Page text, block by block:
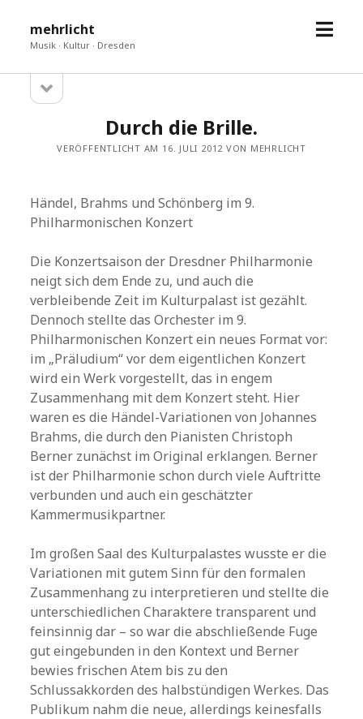
mehrlicht
Musik · Kultur · Dresden
Menü
Sidebar
öffnen
Durch die Brille.
VERÖFFENTLICHT AM 16. JULI 2012 VON MEHRLICHT
Händel, Brahms und Schönberg im 9.
Philharmonischen Konzert
Die Konzertsaison der Dresdner Philharmonie
neigt sich dem Ende zu, und auch die
verbleibende Zeit im Kulturpalast ist gezählt.
Dennoch stellte das Orchester im 9.
Philharmonischen Konzert ein neues Format vor:
im „Präludium“ vor dem eigentlichen Konzert
wird ein Werk vorgestellt, das in engem
Zusammenhang mit dem Konzert steht. Hier
waren es die Händel-Variationen von Johannes
Brahms, die durch den Pianisten Christoph
Berner zunächst im Original erklangen. Berner
ist der Philharmonie schon durch viele Auftritte
verbunden und auch ein geschätzter
Kammermusikpartner.
Im großen Saal des Kulturpalastes wusste er die
Variationen mit gutem Sinn für den formalen
Zusammenhang zu interpretieren und stellte die
unterschiedlichen Charaktere transparent und
feinsinnig dar – so war die abschließende Fuge
gut eingebunden in den Kontext und Berner
bewies frischen Atem bis zu den
Schlussakkorden des halbstündigen Werkes. Das
Publikum nahm die neue, allerdings keinesfalls